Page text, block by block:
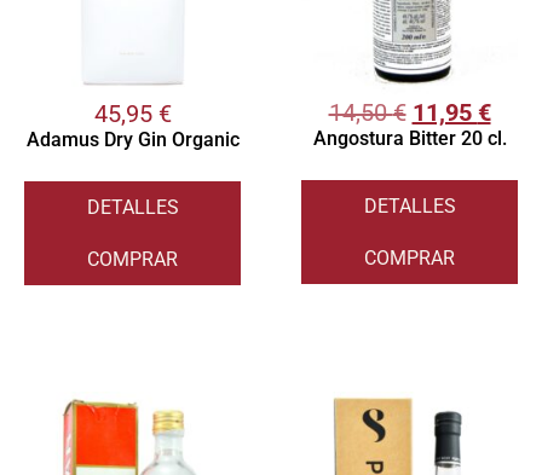
45,95 €
Adamus Dry Gin Organic
DETALLES
COMPRAR
14,50€ 11,95 €
Angostura Bitter 20 cl.
DETALLES
COMPRAR